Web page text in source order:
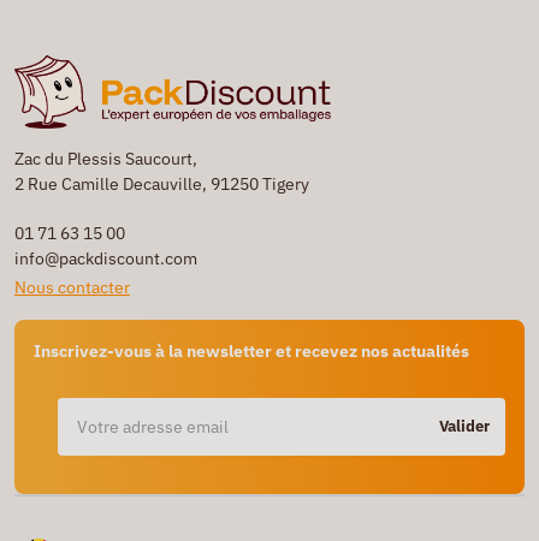
Zac du Plessis Saucourt,
2 Rue Camille Decauville, 91250 Tigery
01 71 63 15 00
info@packdiscount.com
Nous contacter
Inscrivez-vous à la newsletter et recevez nos actualités
Valider